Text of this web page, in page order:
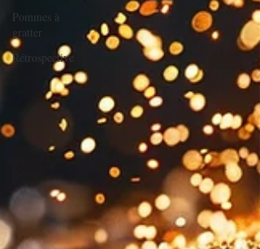
Pommes à
gratter
Rétrospective